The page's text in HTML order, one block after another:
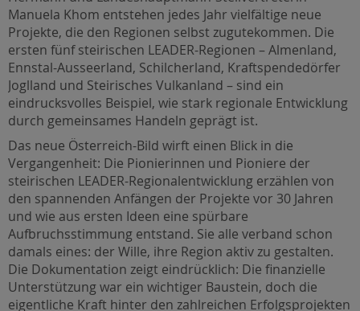
Manuela Khom entstehen jedes Jahr vielfältige neue
Projekte, die den Regionen selbst zugutekommen. Die
ersten fünf steirischen LEADER-Regionen – Almenland,
Ennstal-Ausseerland, Schilcherland, Kraftspendedörfer
Joglland und Steirisches Vulkanland – sind ein
eindrucksvolles Beispiel, wie stark regionale Entwicklung
durch gemeinsames Handeln geprägt ist.
Das neue Österreich-Bild wirft einen Blick in die
Vergangenheit: Die Pionierinnen und Pioniere der
steirischen LEADER-Regionalentwicklung erzählen von
den spannenden Anfängen der Projekte vor 30 Jahren
und wie aus ersten Ideen eine spürbare
Aufbruchsstimmung entstand. Sie alle verband schon
damals eines: der Wille, ihre Region aktiv zu gestalten.
Die Dokumentation zeigt eindrücklich: Die finanzielle
Unterstützung war ein wichtiger Baustein, doch die
eigentliche Kraft hinter den zahlreichen Erfolgsprojekten